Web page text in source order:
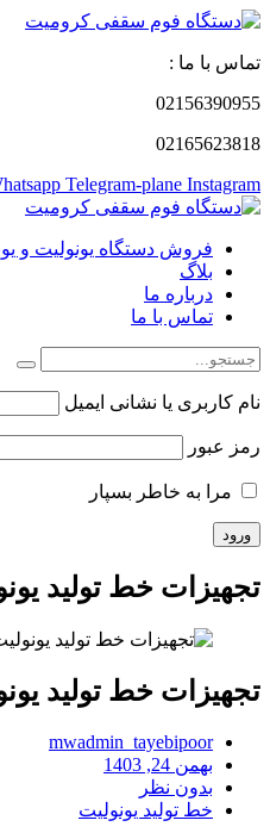
تماس با ما :
02156390955
02165623818
Telegram-plane Instagram
فروش دستگاه یونولیت و
بلاگ
درباره ما
تماس با ما
نام کاربری یا نشانی ایمیل
رمز عبور
مرا به خاطر بسپار
تجهیزات خط تولید
تجهیزات خط تولید
mwadmin_tayebipoor
بهمن 24, 1403
بدون نظر
خط تولید یونولیت